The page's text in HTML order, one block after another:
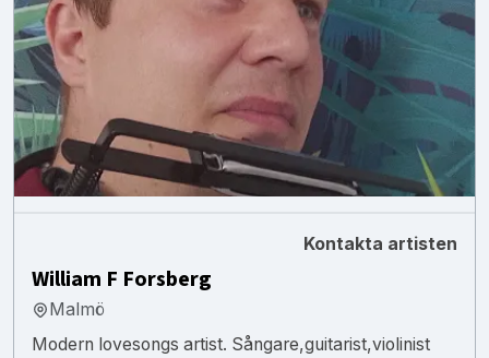
Kontakta artisten
William F Forsberg
Malmö
Modern lovesongs artist. Sångare,guitarist,violinist